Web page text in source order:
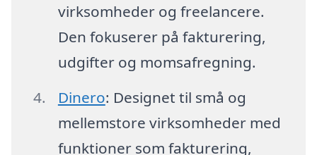
virksomheder og freelancere.
Den fokuserer på fakturering,
udgifter og momsafregning.
Dinero: Designet til små og
mellemstore virksomheder med
funktioner som fakturering,